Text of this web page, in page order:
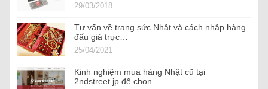
29/03/2018
Tư vấn về trang sức Nhật và cách nhập hàng
đấu giá trực…
25/04/2021
Kinh nghiệm mua hàng Nhật cũ tại
2ndstreet.jp để chọn…